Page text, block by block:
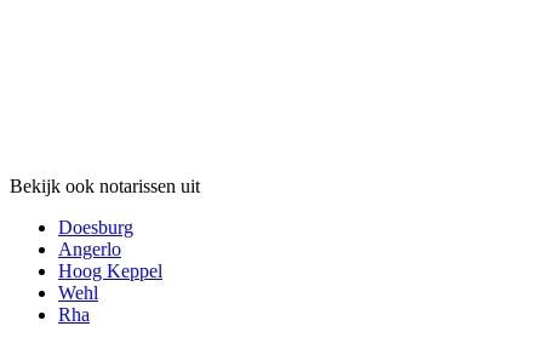
Bekijk ook notarissen uit
Doesburg
Angerlo
Hoog Keppel
Wehl
Rha